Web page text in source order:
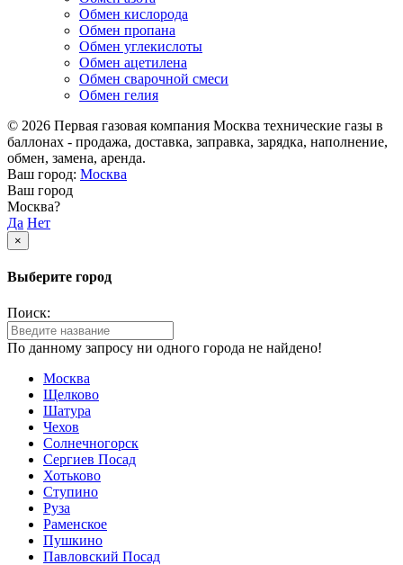
Обмен кислорода
Обмен пропана
Обмен углекислоты
Обмен ацетилена
Обмен сварочной смеси
Обмен гелия
© 2026 Первая газовая компания Москва технические газы в
баллонах - продажа, доставка, заправка, зарядка, наполнение,
обмен, замена, аренда.
Ваш город: Москва
Ваш город
Москва?
Да Нет
×
Выберите город
Поиск:
По данному запросу ни одного города не найдено!
Москва
Щелково
Шатура
Чехов
Солнечногорск
Сергиев Посад
Хотьково
Ступино
Руза
Раменское
Пушкино
Павловский Посад